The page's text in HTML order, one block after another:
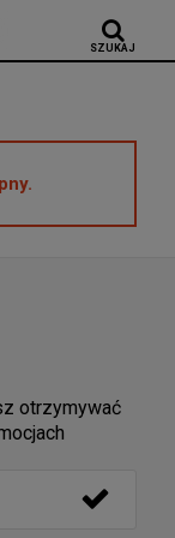
SZUKAJ
otrzymywać